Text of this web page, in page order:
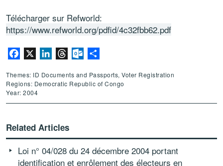
Télécharger sur Refworld:
https://www.refworld.org/pdfid/4c32fbb62.pdf
Facebook LinkedInThreadsOutlook.com
Themes: ID Documents and Passports, Voter Registration
Regions: Democratic Republic of Congo
Year: 2004
Related Articles
Loi n° 04/028 du 24 décembre 2004 portant
identification et enrôlement des électeurs en